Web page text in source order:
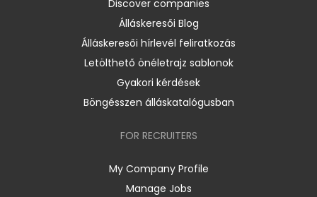
Discover companies
Álláskeresői Blog
Álláskeresői hírlevél feliratkozás
Letölthető önéletrajz sablonok
Gyakori kérdések
Böngésszen álláskatalógusban
FOR RECRUITERS
My Company Profile
Manage Jobs